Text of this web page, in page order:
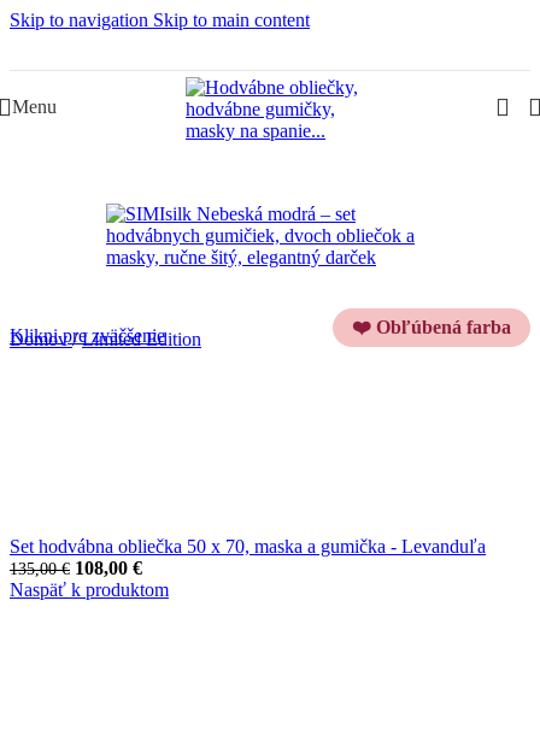
Skip to navigation Skip to main content
Menu
❤️ Obľúbená farba
Klikni pre zväčšenie
Domov/ Limited Edition
Set hodvábna obliečka 50 x 70, maska a gumička - Levanduľa
135,00€ Pôvodná
cena
108,00 €Aktuálna
cena
Naspäť k produktom